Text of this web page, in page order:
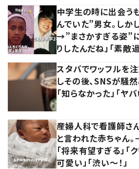
中学生の時に出会う
んでいた”男女。しか
→”まさかすぎる姿”
りしたんだね」「素敵
スタバでワッフルを
しその後、SNSが騒
「知らなかった」「ヤ
産婦人科で看護師さ
と言われた赤ちゃん
「将来有望すぎる」「
可愛い」「渋い～！」